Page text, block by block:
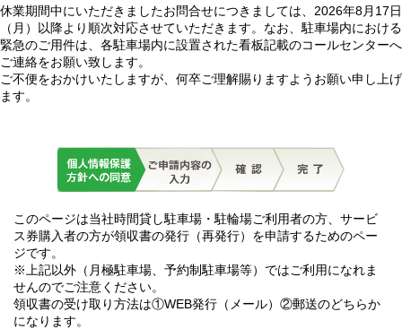
休業期間中にいただきましたお問合せにつきましては、2026年8月17日
（月）以降より順次対応させていただきます。なお、駐車場内における
緊急のご用件は、各駐車場内に設置された看板記載のコールセンターへ
ご連絡をお願い致します。
ご不便をおかけいたしますが、何卒ご理解賜りますようお願い申し上げ
ます。
このページは当社時間貸し駐車場・駐輪場ご利用者の方、サービ
ス券購入者の方が領収書の発行（再発行）を申請するためのペー
ジです。
※上記以外（月極駐車場、予約制駐車場等）ではご利用になれま
せんのでご注意ください。
領収書の受け取り方法は①WEB発行（メール）②郵送のどちらか
になります。